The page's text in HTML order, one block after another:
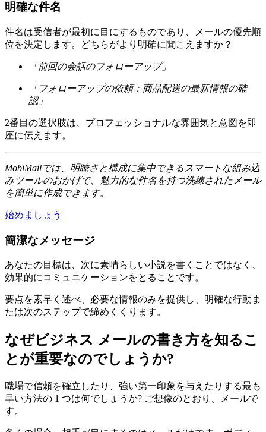
明確な件名
件名は受信者が最初に目にするものであり、メールの優先順
位を決定します。どちらがより明確に聞こえますか？
「前回の会話のフォローアップ」
「フォローアップの依頼：商品配送の最新情報の確
認」
2番目の選択肢は、プロフェッショナルな雰囲気と意図を即
座に伝えます。
MobiMailでは、明瞭さと構成に集中できるスマートな組み込
みツールのおかげで、魅力的な件名を持つ洗練されたメール
を簡単に作成できます。
始めましょう
簡潔なメッセージ
あなたの目標は、次に素晴らしい小説を書くことではなく、
効果的にコミュニケーションをとることです。
要点を素早く述べ、必要な情報のみを提供し、明確な行動ま
たは次のステップで締めくくります。
なぜビジネス メールの書き方を知るこ
とが重要なのでしょうか?
職場で信頼を確立したり、強い第一印象を与えたりする最も
早い方法の 1 つは何でしょうか? ご想像のとおり、メールで
す。